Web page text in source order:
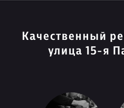
Качественный
улица 15-я